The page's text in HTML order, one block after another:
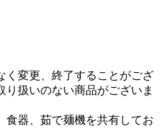
く変更、終了することがござ
り扱いのない商品がございま
食器、茹で麺機を共有してお